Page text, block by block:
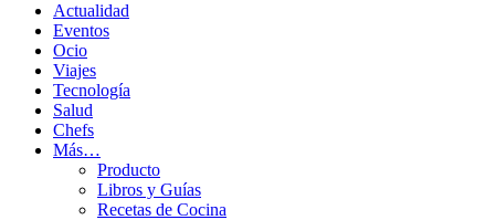
Actualidad
Eventos
Ocio
Viajes
Tecnología
Salud
Chefs
Más…
Producto
Libros y Guías
Recetas de Cocina